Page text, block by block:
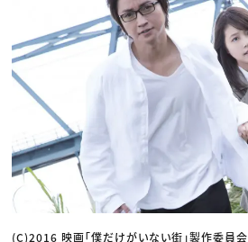
(C)2016 映画「僕だけがいない街」製作委員会